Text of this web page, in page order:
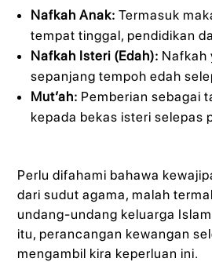
Nafkah Anak: Termasuk
tempat tinggal, pendidikan
Nafkah Isteri (Edah): Nafkah
sepanjang tempoh edah
Mut’ah: Pemberian sebagai
kepada bekas isteri selepas
Perlu difahami bahawa
dari sudut agama, malah
undang-undang keluarga
itu, perancangan kewangan
mengambil kira keperluan ini.